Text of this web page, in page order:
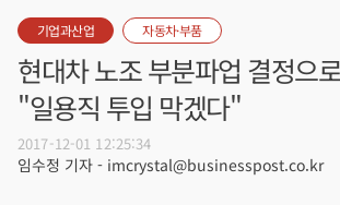
기업과산업 자동차·부품
현대차 노조 부분파업 결정으
"일용직 투입 막겠다"
2017-12-01 12:25:34
임수정 기자 - imcrystal@businesspost.co.kr